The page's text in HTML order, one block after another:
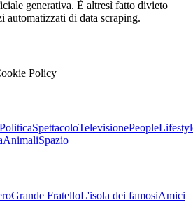
generativa. È altresì fatto divieto
automatizzati di data scraping.
Policy
PoliticaSpettacoloTelevisionePeople
AnimaliSpazio
Grande FratelloL'isola dei famosiAmici